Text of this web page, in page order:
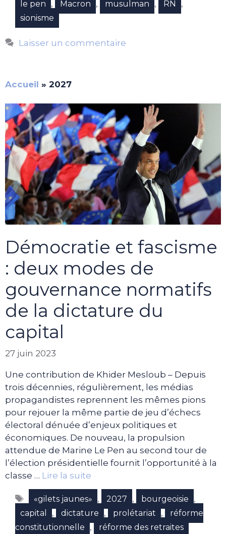
le pen , Macron , musulman , RN ,
sionisme
Laisser un commentaire
Accueil » 2027
Démocratie et fascisme
: deux modes de
gouvernance normatifs
de la dictature du
capital
27 juin 2023
Une contribution de Khider Mesloub – Depuis
trois décennies, régulièrement, les médias
propagandistes reprennent les mêmes pions
pour rejouer la même partie de jeu d’échecs
électoral dénuée d’enjeux politiques et
économiques. De nouveau, la propulsion
attendue de Marine Le Pen au second tour de
l’élection présidentielle fournit l’opportunité à la
classe … Lire la suite
Étiquettes
«gilets jaunes» , 2027 , bourgeoisie ,
capital , dictature , prolétariat ,
réforme
constitutionnelle
, réforme des retraites